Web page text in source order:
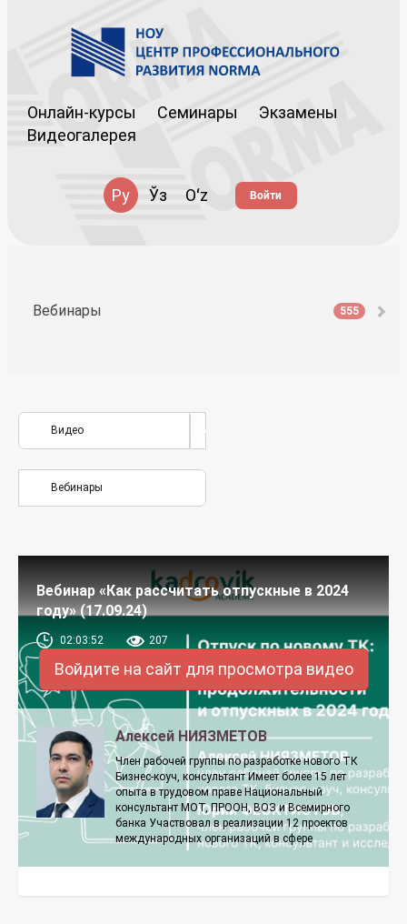
Онлайн-курсы Семинары
Экзамены
Видеогалерея
Ру Ўз Oʻz Войти
Вебинары 555
Видео
Вебинары
Вебинар «Как рассчитать отпускные в 2024
году» (17.09.24)
02:03:52 207
Войдите на сайт для просмотра видео
Алексей НИЯЗМЕТОВ
Член рабочей группы по разработке нового ТК
Бизнес-коуч, консультант Имеет более 15 лет
опыта в трудовом праве Национальный
консультант МОТ, ПРООН, ВОЗ и Всемирного
банка Участвовал в реализации 12 проектов
международных организаций в сфере